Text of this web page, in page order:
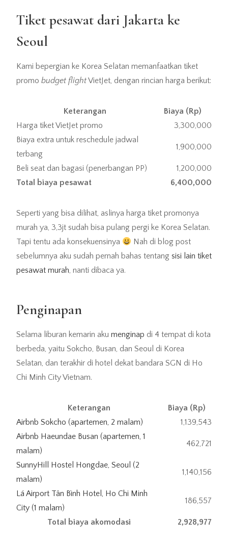
Tiket pesawat dari Jakarta ke
Seoul
Kami bepergian ke Korea Selatan memanfaatkan tiket
promo budget flightVietJet, dengan rincian harga berikut:
Keterangan
Biaya (Rp)
Harga tiket VietJet promo
3,300,000
Biaya extra untuk reschedule jadwal
terbang
1,900,000
Beli seat dan bagasi (penerbangan PP)
1,200,000
Total biaya pesawat
6,400,000
Seperti yang bisa dilihat, aslinya harga tiket promonya
murah ya, 3,3jt sudah bisa pulang pergi ke Korea Selatan.
Tapi tentu ada konsekuensinya
Nah di blog post
sebelumnya aku sudah pernah bahas tentang sisi lain tiket
pesawat murah, nanti dibaca ya.
Penginapan
Selama liburan kemarin aku menginap di 4 tempat di kota
berbeda, yaitu Sokcho, Busan, dan Seoul di Korea
Selatan, dan terakhir di hotel dekat bandara SGN di Ho
Chi Minh City Vietnam.
Keterangan
Biaya (Rp)
Airbnb Sokcho (apartemen, 2 malam)
1,139,543
Airbnb Haeundae Busan (apartemen, 1
malam)
462,721
SunnyHill Hostel Hongdae, Seoul (2
malam)
1,140,156
Lá Airport Tân Bình Hotel, Ho Chi Minh
City (1 malam)
186,557
Total biaya akomodasi 2,928,977